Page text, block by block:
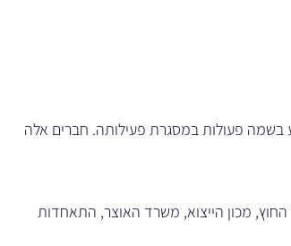
בשמה פעולות במסגרת פעילותה. חברים אלה
מכון הייצוא, משרד האוצר, התאחדות